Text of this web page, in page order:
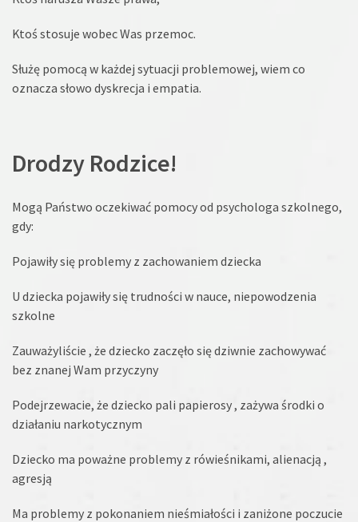
Ktoś stosuje wobec Was przemoc.
Służę pomocą w każdej sytuacji problemowej, wiem co
oznacza słowo dyskrecja i empatia.
Drodzy Rodzice!
Mogą Państwo oczekiwać pomocy od psychologa szkolnego,
gdy:
Pojawiły się problemy z zachowaniem dziecka
U dziecka pojawiły się trudności w nauce, niepowodzenia
szkolne
Zauważyliście , że dziecko zaczęło się dziwnie zachowywać
bez znanej Wam przyczyny
Podejrzewacie, że dziecko pali papierosy , zażywa środki o
działaniu narkotycznym
Dziecko ma poważne problemy z rówieśnikami, alienacją ,
agresją
Ma problemy z pokonaniem nieśmiałości i zaniżone poczucie